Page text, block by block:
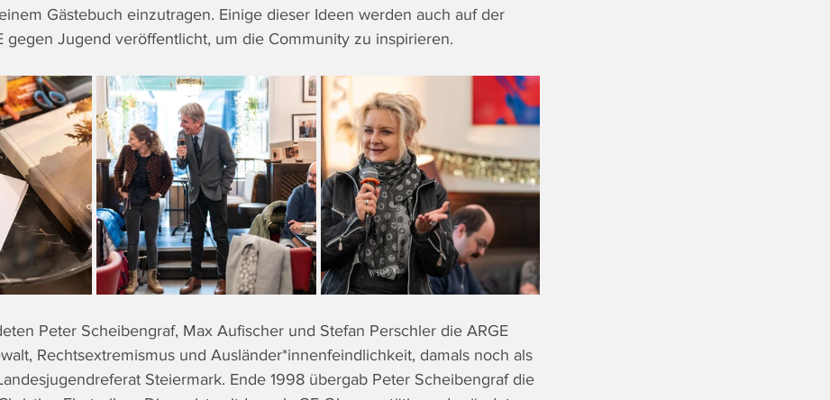
Gästebuch einzutragen. Einige dieser Ideen werden auch auf der
gegen Jugend veröffentlicht, um die Community zu inspirieren.
Peter Scheibengraf, Max Aufischer und Stefan Perschler die ARGE
Rechtsextremismus und Ausländer*innenfeindlichkeit, damals noch als
Steiermark. Ende 1998 übergab Peter Scheibengraf die